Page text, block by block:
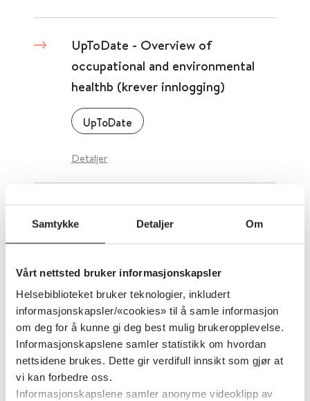
Samtykke Detaljer Om
Vårt nettsted bruker informasjonskapsler
Helsebiblioteket bruker teknologier, inkludert
informasjonskapsler/«cookies» til å samle informasjon
om deg for å kunne gi deg best mulig brukeropplevelse.
Informasjonskapslene samler statistikk om hvordan
nettsidene brukes. Dette gir verdifull innsikt som gjør at
vi kan forbedre oss.
Informasjonskapslene samler anonyme videoklipp av
UpToDate - Overview of
occupational and environmental
healthb (krever innlogging)
UpToDate
Detaljer
UpToDate - Obstetrikk,
gynekologi og kvinnehelse
Wolters Kluwer Health
Detaljer
UpToDate - Nutrition
UpToDate